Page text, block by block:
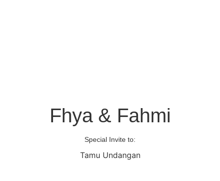
Fhya & Fahmi
Special Invite to:
Tamu Undangan